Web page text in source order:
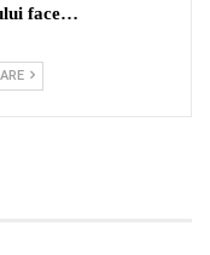
face…